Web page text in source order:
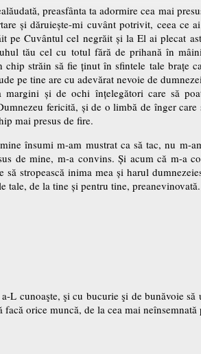
preasfânta ta adormire cea mai
și dăruiește-mi cuvânt potrivit, ceea ce
pe Cuvântul cel negrăit și la El ai plecat
tău cel cu totul fără de prihană în
străin să fie ținut în sfintele tale brațe
pe tine are cu adevărat nevoie de
margini și de ochi înțelegători care să
fericită, și de o limbă de înger care
mai presus de fire.
însumi m-am mustrat ca să tac, nu m-
de mine, m-a convins. Și acum că m-a
stropească inima mea și harul
tale, de la tine și pentru tine, preanevinovată.
L cunoaşte, şi cu bucurie şi de bunăvoie să
orice muncă, de la cea mai neînsemnată